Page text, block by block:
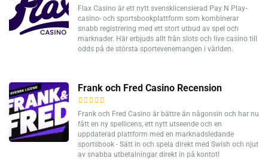
Flax Casino är ett nytt svensklicensierad Pay N Play-
casino- och sportsbookplattform som kombinerar
snabb registrering med ett stort utbud av spel och
marknader. Här erbjuds allt från slots och live casino till
odds på de största sportevenemangen i världen.
Frank och Fred Casino Recension
Frank och Fred Casino är bättre än någonsin och har nu
fått en ny spellicens, ett nytt utseende och en
uppdaterad plattform med en marknadsledande
sportsbook - Sätt in och spela direkt med Swish och njut
av snabba utbetalningar direkt in på kontot!